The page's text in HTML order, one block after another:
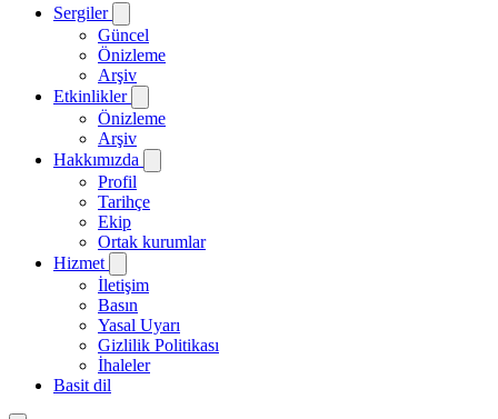
Sergiler
Güncel
Önizleme
Arşiv
Etkinlikler
Önizleme
Arşiv
Hakkımızda
Profil
Tarihçe
Ekip
Ortak kurumlar
Hizmet
İletişim
Basın
Yasal Uyarı
Gizlilik Politikası
İhaleler
Basit dil